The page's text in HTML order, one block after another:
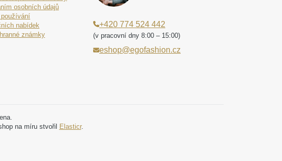
osobních údajů
nabídek
známky
+420 774 524 442
(v pracovní dny 8:00 – 15:00)
eshop@egofashion.cz
na míru stvořil
Elasticr.